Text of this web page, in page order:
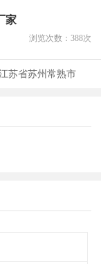
家
浏览次数： 388次
苏省苏州常熟市